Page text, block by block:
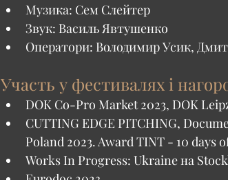
Музика: Сем Слейтер
Звук: Василь Явтушенко
Оператори: Володимир Усик,
Участь у фестивалях і
DOK Co-Pro Market 2023, DOK
CUTTING EDGE PITCHING,
Poland 2023. Award TINT - 10 days
Works In Progress: Ukraine на